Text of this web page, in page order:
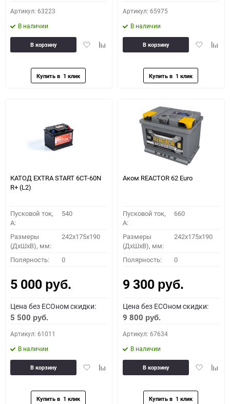
Артикул: 63223
В наличии
ДобавитьДобавить
В корзину
Артикул: 65975
В наличии
Добавить
В корзину
КАТОД EXTRA START 6СТ-60N
R+ (L2)
Пусковой ток,
A:
540
Размеры
(ДхШхВ), мм:
242x175x190
Полярность: 0
5 000 руб.
Цена без ECOном скидки:
5 500 руб.
Артикул: 61011
В наличии
ДобавитьДобавить
В корзину
Аком REACTOR 62 Euro
Пусковой ток,
A:
660
Размеры
(ДхШхВ), мм:
242x175x190
Полярность: 0
9 300 руб.
Цена без ECOном скидки:
9 800 руб.
Артикул: 67634
В наличии
Добавить
В корзину